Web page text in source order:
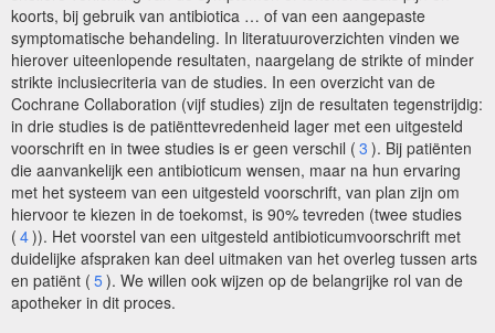
koorts, bij gebruik van antibiotica … of van een aangepaste
symptomatische behandeling. In literatuuroverzichten vinden we
hierover uiteenlopende resultaten, naargelang de strikte of minder
strikte inclusiecriteria van de studies. In een overzicht van de
Cochrane Collaboration (vijf studies) zijn de resultaten tegenstrijdig:
in drie studies is de patiënttevredenheid lager met een uitgesteld
voorschrift en in twee studies is er geen verschil ( 3 ). Bij patiënten
die aanvankelijk een antibioticum wensen, maar na hun ervaring
met het systeem van een uitgesteld voorschrift, van plan zijn om
hiervoor te kiezen in de toekomst, is 90% tevreden (twee studies
( 4)). Het voorstel van een uitgesteld antibioticumvoorschrift met
duidelijke afspraken kan deel uitmaken van het overleg tussen arts
en patiënt ( 5). We willen ook wijzen op de belangrijke rol van de
apotheker in dit proces.